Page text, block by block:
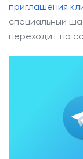
приглашения
специальный
переходит по